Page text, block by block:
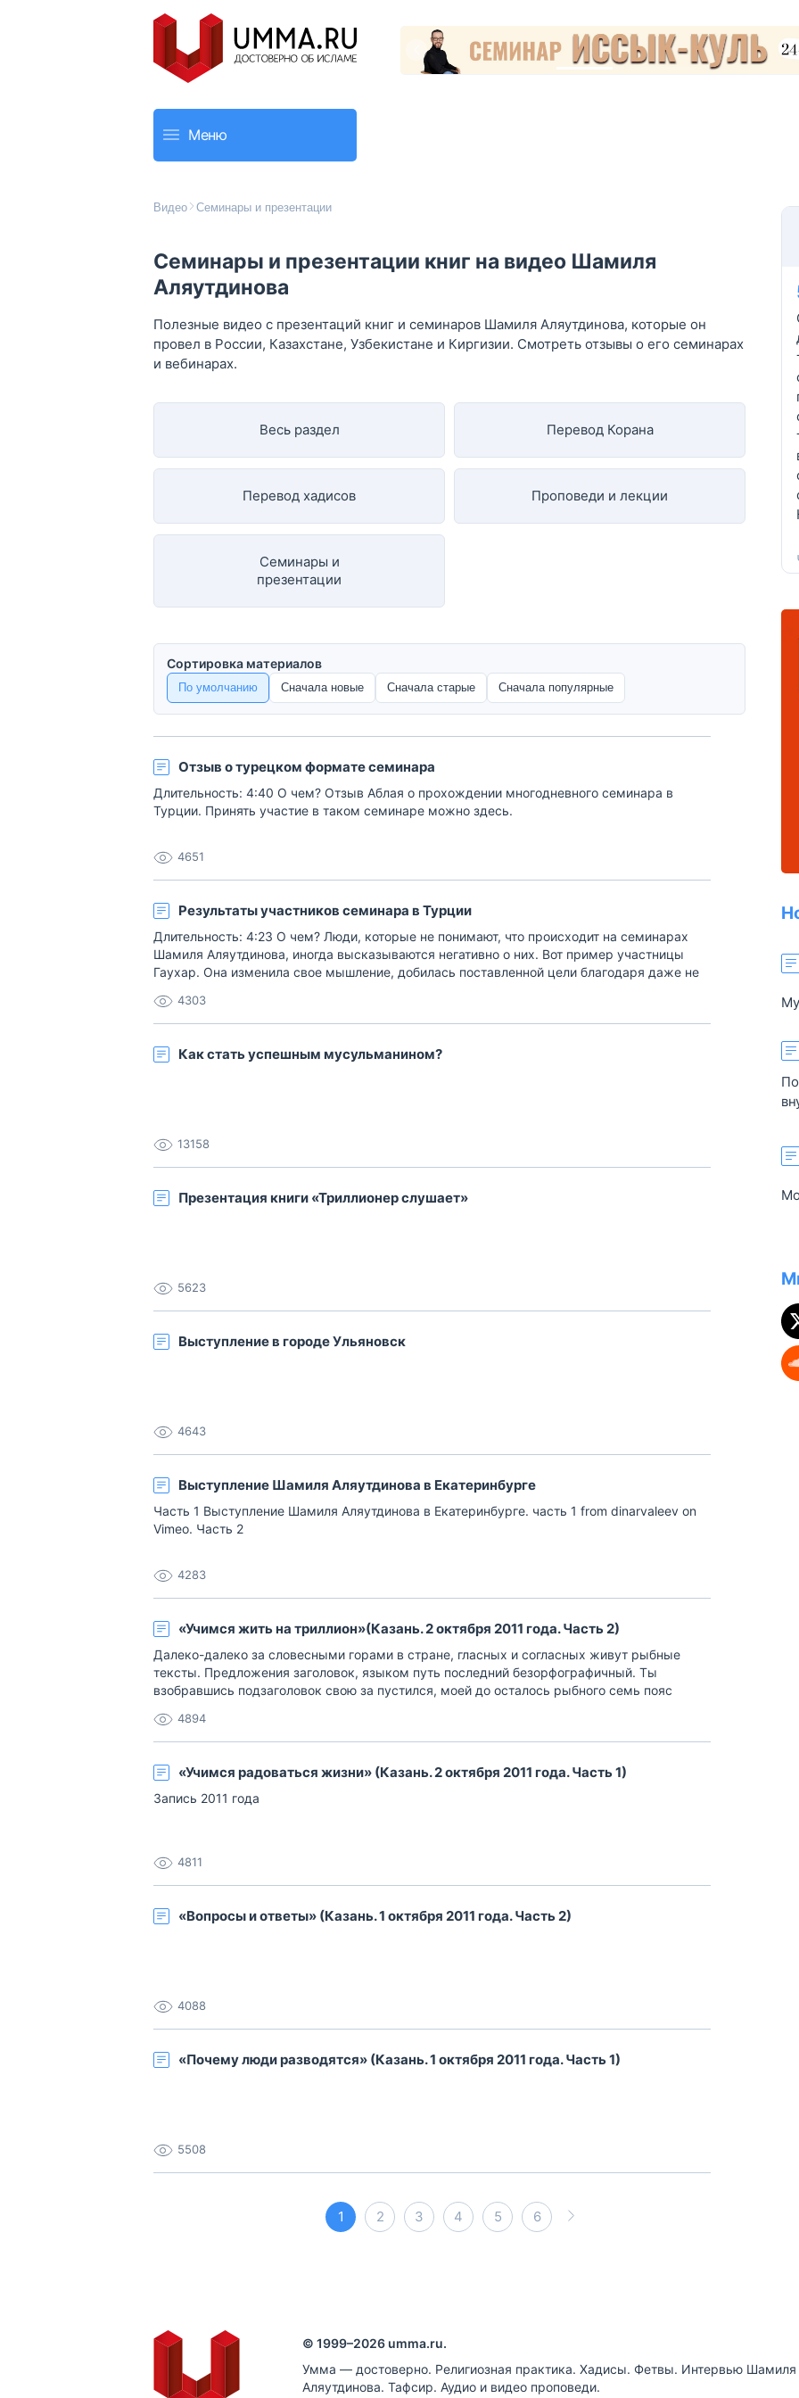
Меню
Видео Семинары и презентации
Семинары и презентации книг на видео Шамиля
Аляутдинова
Полезные видео с презентаций книг и семинаров Шамиля Аляутдинова, которые он
провел в России, Казахстане, Узбекистане и Киргизии. Смотреть отзывы о его семинарах
и вебинарах.
Весь раздел Перевод Корана
Перевод хадисов Проповеди и лекции
Семинары и
презентации
Сортировка материалов
По умолчанию Сначала новые Сначала старые Сначала популярные
Отзыв о турецком формате семинара
Длительность: 4:40 О чем? Отзыв Аблая о прохождении многодневного семинара в
Турции. Принять участие в таком семинаре можно здесь.
4651
Результаты участников семинара в Турции
Длительность: 4:23 О чем? Люди, которые не понимают, что происходит на семинарах
Шамиля Аляутдинова, иногда высказываются негативно о них. Вот пример участницы
Гаухар. Она изменила свое мышление, добилась поставленной цели благодаря даже не
Подробнее семинаре в Турции з[…]
4303
Как стать успешным мусульманином?
13158
Презентация книги «Триллионер слушает»
5623
Выступление в городе Ульяновск
4643
Выступление Шамиля Аляутдинова в Екатеринбурге
Часть 1 Выступление Шамиля Аляутдинова в Екатеринбурге. часть 1 from dinarvaleev on
Vimeo. Часть 2
4283
«Учимся жить на триллион»(Казань. 2 октября 2011 года. Часть 2)
Далеко-далеко за словесными горами в стране, гласных и согласных живут рыбные
тексты. Предложения заголовок, языком путь последний безорфографичный. Ты
взобравшись подзаголовок свою за пустился, моей до осталось рыбного семь пояс
над? Там вопроса грамматики, оксмо[…]
4894
«Учимся радоваться жизни» (Казань. 2 октября 2011 года. Часть 1)
Запись 2011 года
4811
«Вопросы и ответы» (Казань. 1 октября 2011 года. Часть 2)
4088
«Почему люди разводятся» (Казань. 1 октября 2011 года. Часть 1)
5508
1 2 3 4 5 6
и
© 1999–2026 umma.ru.
Умма — достоверно. Религиозная практика. Хадисы. Фетвы. Интервью Шамиля
Аляутдинова. Тафсир. Аудио и видео проповеди.